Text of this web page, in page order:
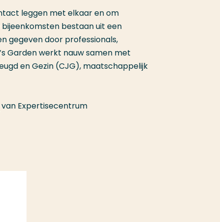
leggen met elkaar en om
bestaan uit een
gegeven door professionals,
Garden werkt nauw samen met
en Gezin (CJG), maatschappelijk
van Expertisecentrum